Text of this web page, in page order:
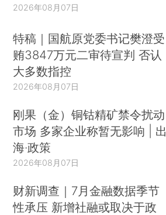
2026年08月07日
特稿｜国航原党委书记樊澄受
贿3847万元二审待宣判 否认
大多数指控
2026年08月07日
刚果（金）铜钴精矿禁令扰动
市场 多家企业称暂无影响 | 出
海·政策
2026年08月07日
财新调查｜7月金融数据季节
性承压 新增社融或取决于政